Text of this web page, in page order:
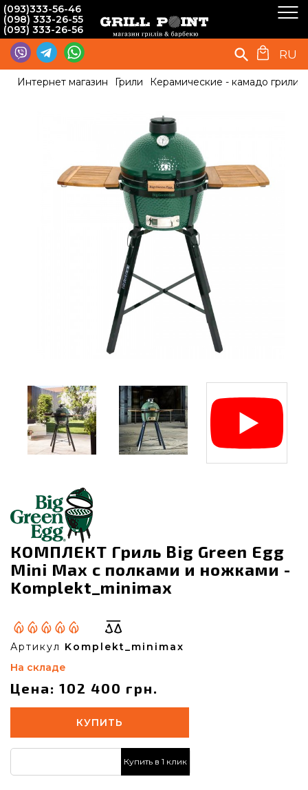
(093)333-56-46
(098) 333-26-55
(093) 333-26-56
RU
Интернет магазин Грили Керамические - камадо грили
КОМПЛЕКТ Гриль Big Green Egg
Mini Max с полками и ножками -
Komplekt_minimax
Артикул Komplekt_minimax
На складе
Цена: 102 400 грн.
КУПИТЬ
Купить в 1 клик